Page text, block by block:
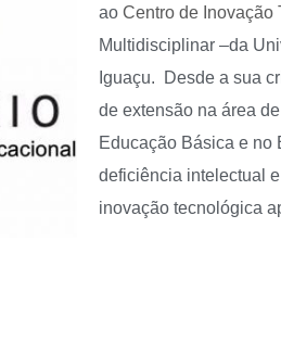
ao Centro de Inovação
Multidisciplinar –da
Iguaçu. Desde a sua
de extensão na área
Educação Básica e no
deficiência intelectual
inovação tecnológica